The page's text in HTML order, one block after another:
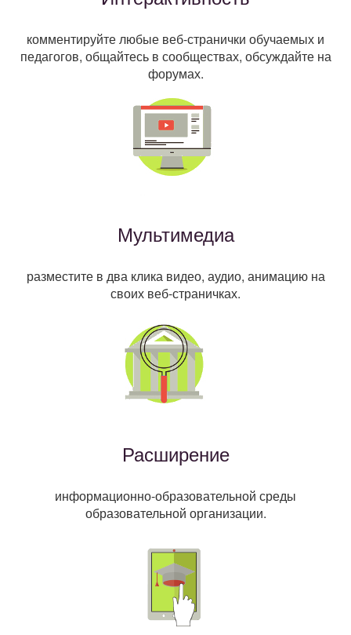
комментируйте любые веб-странички обучаемых и
педагогов, общайтесь в сообществах, обсуждайте на
форумах.
Мультимедиа
разместите в два клика видео, аудио, анимацию на
своих веб-страничках.
Расширение
информационно-образовательной среды
образовательной организации.